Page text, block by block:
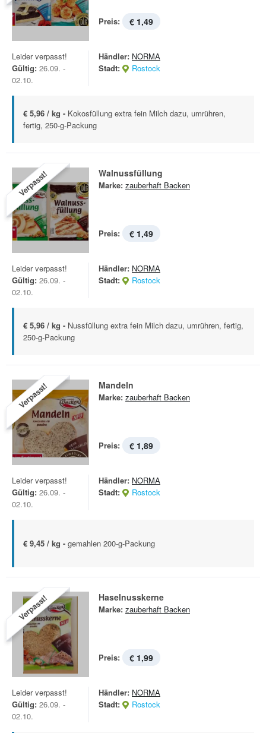
Preis: € 1,49
Leider verpasst!
Gültig: 26.09. -
02.10.
Händler: NORMA
Stadt:
Rostock
€ 5,96 / kg - Kokosfüllung extra fein Milch dazu, umrühren,
fertig, 250-g-Packung
Verpasst! Walnussfüllung
Marke: zauberhaft Backen
Preis: € 1,49
Leider verpasst!
Gültig: 26.09. -
02.10.
Händler: NORMA
Stadt:
Rostock
€ 5,96 / kg - Nussfüllung extra fein Milch dazu, umrühren, fertig,
250-g-Packung
Verpasst! Mandeln
Marke: zauberhaft Backen
Preis: € 1,89
Leider verpasst!
Gültig: 26.09. -
02.10.
Händler: NORMA
Stadt:
Rostock
€ 9,45 / kg - gemahlen 200-g-Packung
Verpasst! Haselnusskerne
Marke: zauberhaft Backen
Preis: € 1,99
Leider verpasst!
Gültig: 26.09. -
02.10.
Händler: NORMA
Stadt:
Rostock